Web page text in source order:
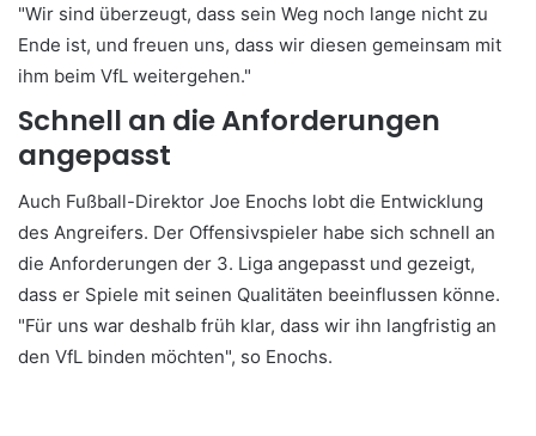
"Wir sind überzeugt, dass sein Weg noch lange nicht zu
Ende ist, und freuen uns, dass wir diesen gemeinsam mit
ihm beim VfL weitergehen."
Schnell an die Anforderungen
angepasst
Auch Fußball-Direktor Joe Enochs lobt die Entwicklung
des Angreifers. Der Offensivspieler habe sich schnell an
die Anforderungen der 3. Liga angepasst und gezeigt,
dass er Spiele mit seinen Qualitäten beeinflussen könne.
"Für uns war deshalb früh klar, dass wir ihn langfristig an
den VfL binden möchten", so Enochs.